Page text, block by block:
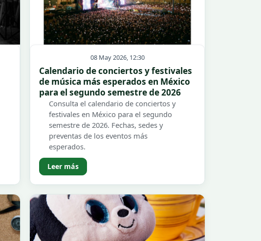
08 May 2026, 12:30
Calendario de conciertos y festivales
de música más esperados en México
para el segundo semestre de 2026
Consulta el calendario de conciertos y
festivales en México para el segundo
semestre de 2026. Fechas, sedes y
preventas de los eventos más
esperados.
Leer más